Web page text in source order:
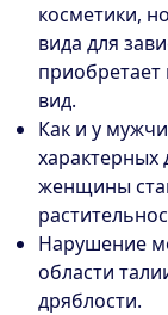
косметики,
вида для
вид.
Как и у
характерных
женщины
Нарушение
области
дряблости.